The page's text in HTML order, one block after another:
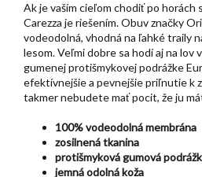
Ak je vaším cieľom chodiť po horách
Carezza je riešením.Obuv značky
vodeodolná, vhodná na ľahké traily
lesom.Veľmi dobre sa hodí aj na lov
gumenej protišmykovej podrážke
efektívnejšie a pevnejšie priľnutie k
takmer nebudete mať pocit, že ju
100% vodeodolná membrána
zosilnená tkanina
protišmyková gumová
jemná odolná koža